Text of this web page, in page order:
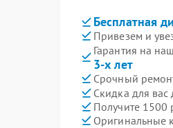
Бесплатная
Привезем и
Гарантия на
3-х лет
Срочный
Скидка для вас
Получите 1500
Оригинальные